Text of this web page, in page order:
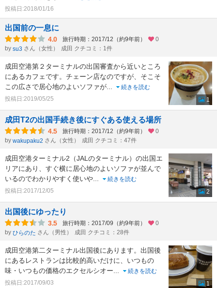
投稿日:2018/01/16
出国前の一息に
4.0 旅行時期：2017/12（約9年前）
0
by su3 さん（女性） 成田 クチコミ：1件
成田空港第２ターミナルの出国審査から近いところ
にあるカフェです。チェーン店なのですが、そこそ
この広さで居心地のよいソファが...
続きを読む
投稿日:2019/05/25
1
成田T2の出国手続き後にすぐある使える場所
4.5 旅行時期：2017/12（約9年前）
0
by wakupaku2 さん（女性） 成田 クチコミ：47件
成田空港ターミナル2（JALのターミナル）の出国エ
リアにあり、すぐ横に居心地のよいソファが並んで
いるのでわかりやすく使いや...
続きを読む
投稿日:2017/12/05
2
出国後にゆったり
3.5 旅行時期：2017/09（約9年前）
0
by ひらのた さん（男性） 成田 クチコミ：28件
成田空港第二ターミナル出国後にあります。出国後
にあるレストランは比較的高いだけに、いつもの
味・いつもの価格のエクセルシオー...
続きを読む
投稿日:2017/09/03
1